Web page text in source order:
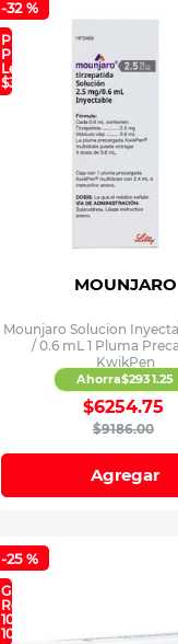
-32 %
Precio
Plan
Lealtad:
$3,499
MOUNJARO
Mounjaro Solucion
/ 0.6 mL 1 Pluma
KwikPen
$9186.00
$6254.75
Ahorra$2931.25
Agregar
-25 %
GRATIS
Repafet
10 mg
10 Tabs